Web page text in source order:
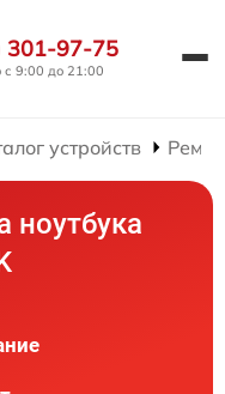
301-97-75
с 9:00 до 21:00
устройств
ноутбука